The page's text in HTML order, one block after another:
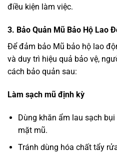
điều kiện làm việc.
3. Bảo Quản Mũ Bảo Hộ Lao
Để đảm bảo Mũ bảo hộ lao
và duy trì hiệu quả bảo vệ,
cách bảo quản sau:
Làm sạch mũ định kỳ
Dùng khăn ẩm lau sạch
mặt mũ.
Tránh dùng hóa chất tẩy